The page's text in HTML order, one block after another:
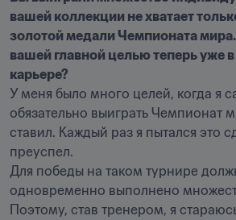
вашей коллекции не хватает
золотой медали Чемпионата
вашей главной целью теперь уже
карьере?
У меня было много целей, когда я
обязательно выиграть Чемпионат
ставил. Каждый раз я пытался это
преуспел.
Для победы на таком турнире
одновременно выполнено
Поэтому, став тренером, я